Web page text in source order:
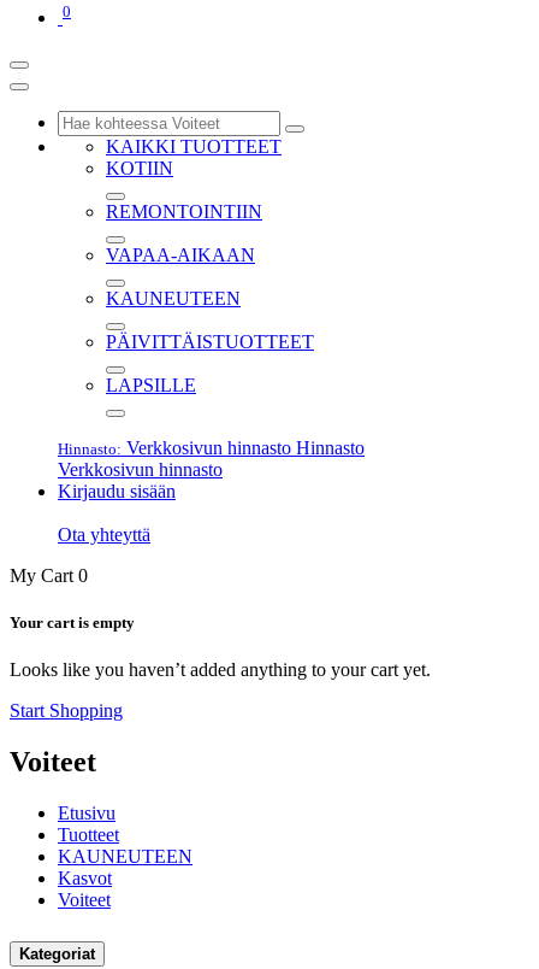
0
KAIKKI TUOTTEET
KOTIIN
REMONTOINTIIN
VAPAA-AIKAAN
KAUNEUTEEN
PÄIVITTÄISTUOTTEET
LAPSILLE
Hinnasto: Verkkosivun hinnasto Hinnasto
Verkkosivun hinnasto
Kirjaudu sisään
Ota yhteyttä
My Cart 0
Your cart is empty
Looks like you haven’t added anything to your cart yet.
Start Shopping
Voiteet
Etusivu
Tuotteet
KAUNEUTEEN
Kasvot
Voiteet
Kategoriat